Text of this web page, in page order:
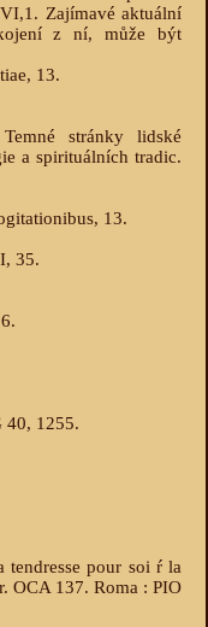
Zajímavé aktuální
z ní, může být
13.
stránky lidské
a spirituálních tradic.
13.
35.
40, 1255.
pour soi ŕ la
OCA 137. Roma : PIO